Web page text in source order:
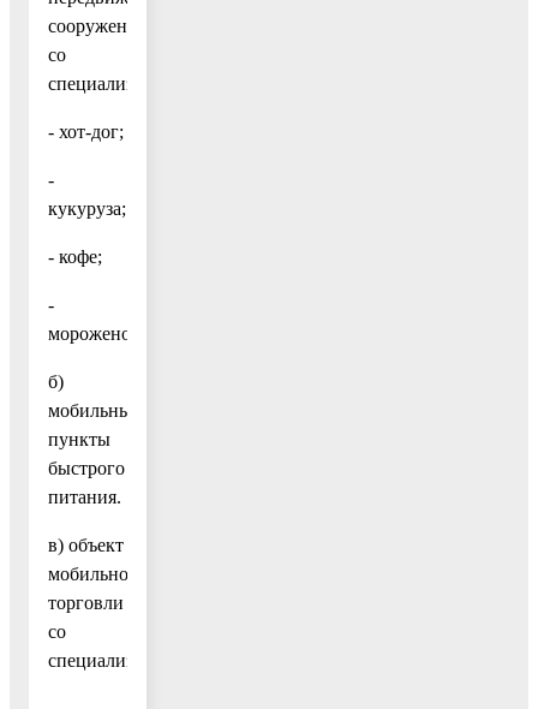
сооружение
со
специализацией:
- хот-дог;
-
кукуруза;
- кофе;
-
мороженое.
б)
мобильные
пункты
быстрого
питания.
в) объект
мобильной
торговли
со
специализацией: